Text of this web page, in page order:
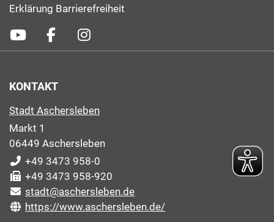
Erklärung Barrierefreiheit
KONTAKT
Stadt Aschersleben
Markt 1
06449 Aschersleben
+49 3473 958-0
+49 3473 958-920
stadt@aschersleben.de
https://www.aschersleben.de/